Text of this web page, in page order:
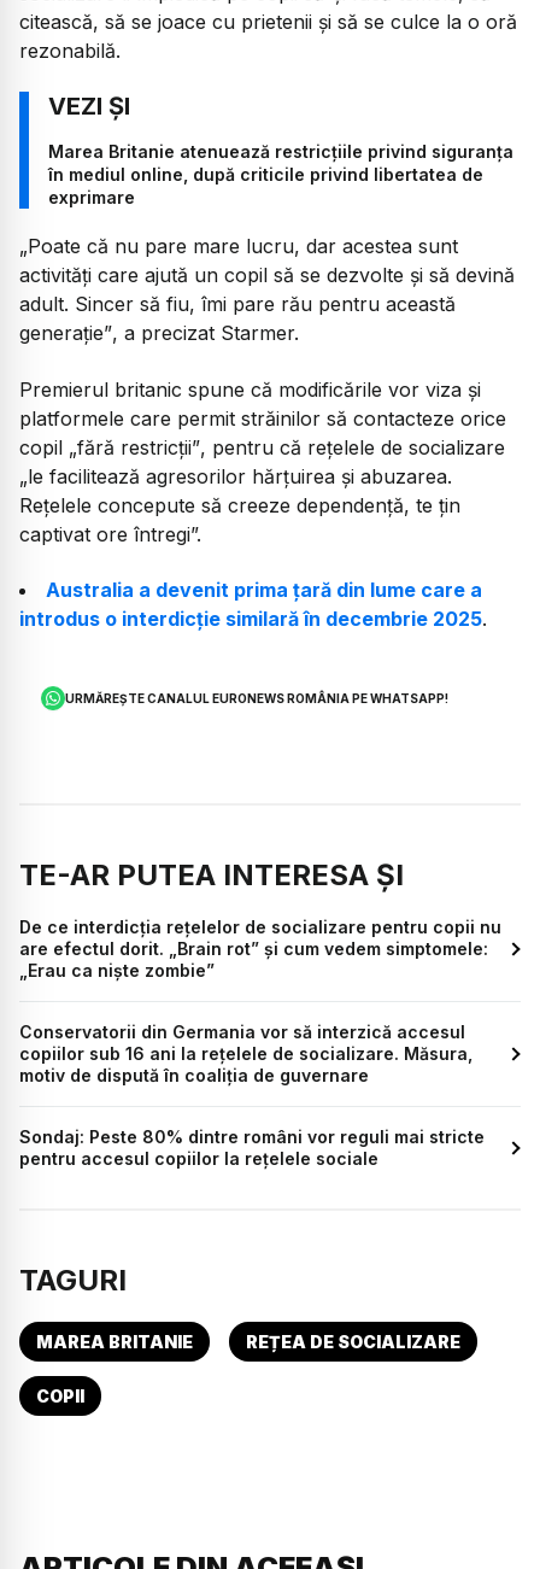
citească, să se joace cu prietenii și să se culce la o oră
rezonabilă.
Marea Britanie atenuează restricțiile privind siguranța
în mediul online, după criticile privind libertatea de
exprimare
„Poate că nu pare mare lucru, dar acestea sunt
activități care ajută un copil să se dezvolte și să devină
adult. Sincer să fiu, îmi pare rău pentru această
generație”, a precizat Starmer.
Premierul britanic spune că modificările vor viza și
platformele care permit străinilor să contacteze orice
copil „fără restricții”, pentru că rețelele de socializare
„le facilitează agresorilor hărțuirea și abuzarea.
Rețelele concepute să creeze dependență, te țin
captivat ore întregi”.
Australia a devenit prima țară din lume care a
introdus o interdicție similară în decembrie 2025.
URMĂREȘTE CANALUL EURONEWS ROMÂNIA PE WHATSAPP!
TE-AR PUTEA INTERESA ȘI
De ce interdicția rețelelor de socializare pentru copii nu
are efectul dorit. „Brain rot” și cum vedem simptomele:
„Erau ca niște zombie”
Conservatorii din Germania vor să interzică accesul
copiilor sub 16 ani la rețelele de socializare. Măsura,
motiv de dispută în coaliția de guvernare
Sondaj: Peste 80% dintre români vor reguli mai stricte
pentru accesul copiilor la rețelele sociale
TAGURI
MAREA BRITANIE REȚEA DE SOCIALIZARE
COPII